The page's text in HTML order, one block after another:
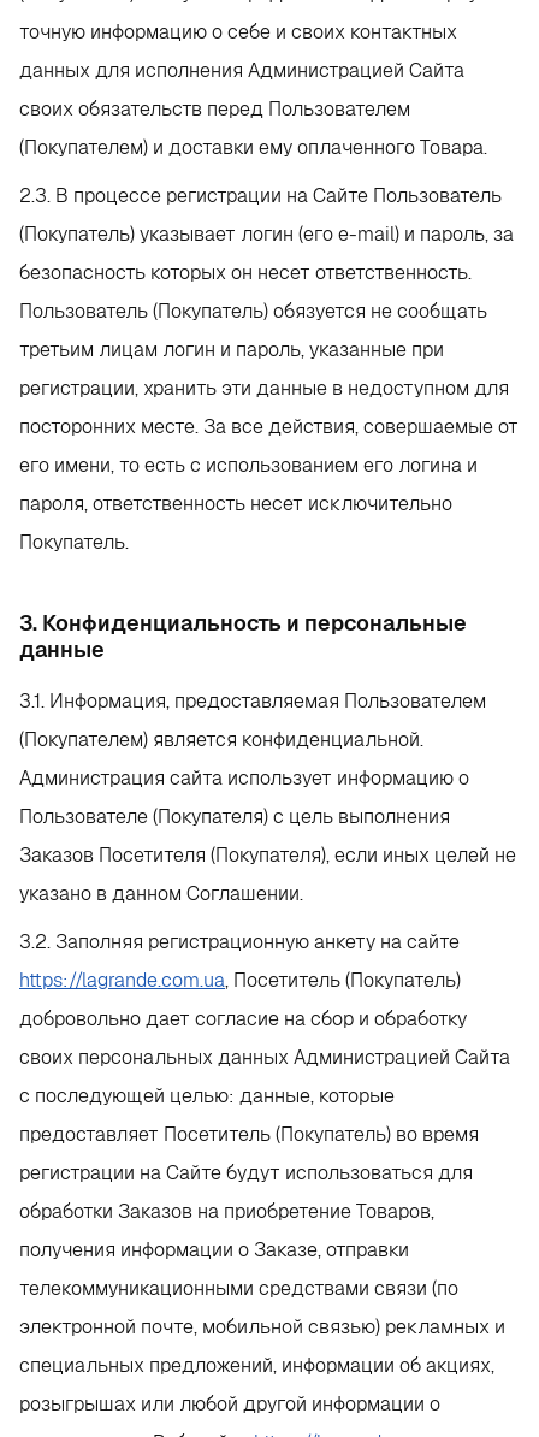
точную информацию о себе и своих контактных
данных для исполнения Администрацией Сайта
своих обязательств перед Пользователем
(Покупателем) и доставки ему оплаченного Товара.
2.3. В процессе регистрации на Сайте Пользователь
(Покупатель) указывает логин (его e-mail) и пароль, за
безопасность которых он несет ответственность.
Пользователь (Покупатель) обязуется не сообщать
третьим лицам логин и пароль, указанные при
регистрации, хранить эти данные в недоступном для
посторонних месте. За все действия, совершаемые от
его имени, то есть с использованием его логина и
пароля, ответственность несет исключительно
Покупатель.
3. Конфиденциальность и персональные
данные
3.1. Информация, предоставляемая Пользователем
(Покупателем) является конфиденциальной.
Администрация сайта использует информацию о
Пользователе (Покупателя) с цель выполнения
Заказов Посетителя (Покупателя), если иных целей не
указано в данном Соглашении.
3.2. Заполняя регистрационную анкету на сайте
https://lagrande.com.ua, Посетитель (Покупатель)
добровольно дает согласие на сбор и обработку
своих персональных данных Администрацией Сайта
с последующей целью: данные, которые
предоставляет Посетитель (Покупатель) во время
регистрации на Сайте будут использоваться для
обработки Заказов на приобретение Товаров,
получения информации о Заказе, отправки
телекоммуникационными средствами связи (по
электронной почте, мобильной связью) рекламных и
специальных предложений, информации об акциях,
розыгрышах или любой другой информации о